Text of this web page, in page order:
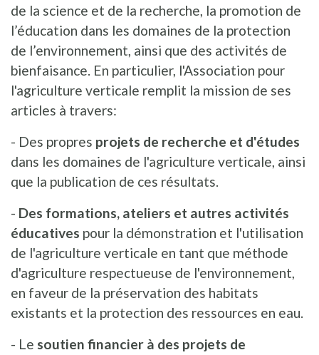
de la science et de la recherche, la promotion de
l’éducation dans les domaines de la protection
de l’environnement, ainsi que des activités de
bienfaisance. En particulier, l'Association pour
l'agriculture verticale remplit la mission de ses
articles à travers:
- Des propres projets de recherche et d'études
dans les domaines de l'agriculture verticale, ainsi
que la publication de ces résultats.
- Des formations, ateliers et autres activités
éducatives pour la démonstration et l'utilisation
de l'agriculture verticale en tant que méthode
d'agriculture respectueuse de l'environnement,
en faveur de la préservation des habitats
existants et la protection des ressources en eau.
- Le soutien financier à des projets de